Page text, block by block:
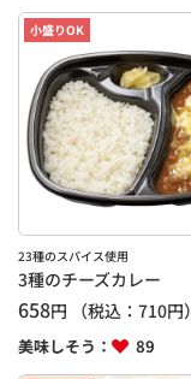
小盛りOK
23種のスパイス使用
3種のチーズカレー
658円 （税込： 710円）
美味しそう： 89